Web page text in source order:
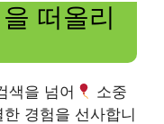
떠올리
색을 넘어
소중
경험을 선사합니